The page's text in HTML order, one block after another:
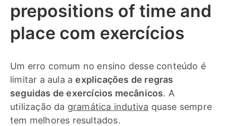
prepositions of time and
place com exercícios
Um erro comum no ensino desse conteúdo é
limitar a aula aexplicações de regras
seguidas de exercícios mecânicos. A
utilização da gramática indutiva quase sempre
tem melhores resultados.